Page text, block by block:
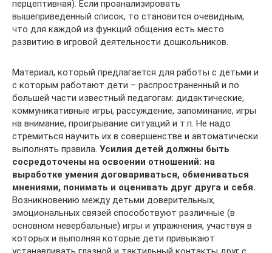
перцептивная). Если проанализировать
вышеприведенный список, то становится очевидным,
что для каждой из функций общения есть место
развитию в игровой деятельности дошкольников.
Материал, который предлагается для работы с детьми и
с которым работают дети – распространенный и по
большей части известный педагогам: дидактические,
коммуникативные игры, рассуждение, запоминание, игры
на внимание, проигрывание ситуаций и т.п. Не надо
стремиться научить их в совершенстве и автоматически
выполнять правила. Усилия детей должны быть
сосредоточены на освоении отношений: на
выработке умения договариваться, обмениваться
мнениями, понимать и оценивать друг друга и себя.
Возникновению между детьми доверительных,
эмоциональных связей способствуют различные (в
основном невербальные) игры и упражнения, участвуя в
которых и выполняя которые дети привыкают